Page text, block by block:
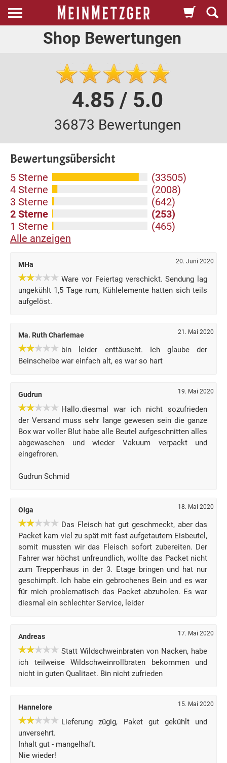
Shop Bewertungen
4.85 / 5.0
36873 Bewertungen
Bewertungsübersicht
5 Sterne
(33505)
4 Sterne
(2008)
3 Sterne
(642)
2 Sterne
(253)
1 Sterne
(465)
Alle anzeigen
MHa 20. Juni 2020
Ware vor Feiertag verschickt. Sendung lag
ungekühlt 1,5 Tage rum, Kühlelemente hatten sich teils
aufgelöst.
Ma. Ruth Charlemae 21. Mai 2020
bin leider enttäuscht. Ich glaube der
Beinscheibe war einfach alt, es war so hart
Gudrun 19. Mai 2020
Hallo.diesmal war ich nicht sozufrieden
der Versand muss sehr lange gewesen sein die ganze
Box war voller Blut habe alle Beutel aufgeschnitten alles
abgewaschen und wieder Vakuum verpackt und
eingefroren.
Gudrun Schmid
Olga 18. Mai 2020
Das Fleisch hat gut geschmeckt, aber das
Packet kam viel zu spät mit fast aufgetautem Eisbeutel,
somit mussten wir das Fleisch sofort zubereiten. Der
Fahrer war höchst unfreundlich, wollte das Packet nicht
zum Treppenhaus in der 3. Etage bringen und hat nur
geschimpft. Ich habe ein gebrochenes Bein und es war
für mich problematisch das Packet abzuholen. Es war
diesmal ein schlechter Service, leider
Andreas 17. Mai 2020
Statt Wildschweinbraten von Nacken, habe
ich teilweise Wildschweinrollbraten bekommen und
nicht in guten Qualitaet. Bin nicht zufrieden
Hannelore 15. Mai 2020
Lieferung zügig, Paket gut gekühlt und
unversehrt.
Inhalt gut - mangelhaft.
Nie wieder!